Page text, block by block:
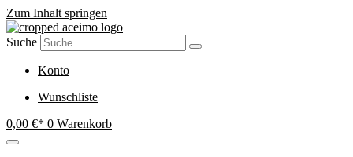
Zum Inhalt springen
Suche
Konto
Wunschliste
0,00 € 0 Warenkorb